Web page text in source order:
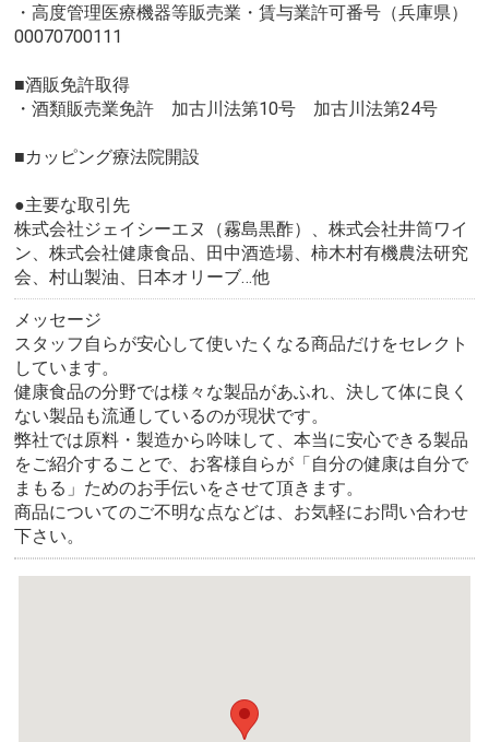
・高度管理医療機器等販売業・賃与業許可番号（兵庫県）
00070700111
■酒販免許取得
・酒類販売業免許 加古川法第10号 加古川法第24号
■カッピング療法院開設
●主要な取引先
株式会社ジェイシーエヌ（霧島黒酢）、株式会社井筒ワイ
ン、株式会社健康食品、田中酒造場、柿木村有機農法研究
会、村山製油、日本オリーブ…他
メッセージ
スタッフ自らが安心して使いたくなる商品だけをセレクト
しています。
健康食品の分野では様々な製品があふれ、決して体に良く
ない製品も流通しているのが現状です。
弊社では原料・製造から吟味して、本当に安心できる製品
をご紹介することで、お客様自らが「自分の健康は自分で
まもる」ためのお手伝いをさせて頂きます。
商品についてのご不明な点などは、お気軽にお問い合わせ
下さい。